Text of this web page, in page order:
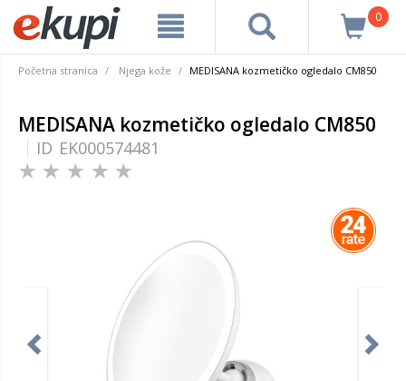
0
Početna stranica Njega kože MEDISANA kozmetičko ogledalo CM850
MEDISANA kozmetičko ogledalo CM850
ID EK000574481